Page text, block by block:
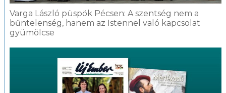
Varga László püspök Pécsen: A szentség nem a
bűntelenség, hanem az Istennel való kapcsolat
gyümölcse